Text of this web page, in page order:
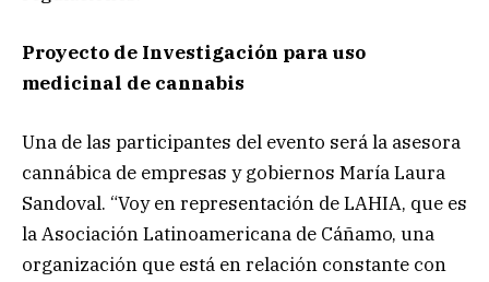
Proyecto de Investigación para uso
medicinal de cannabis
Una de las participantes del evento será la asesora
cannábica de empresas y gobiernos María Laura
Sandoval. “Voy en representación de LAHIA, que es
la Asociación Latinoamericana de Cáñamo, una
organización que está en relación constante con